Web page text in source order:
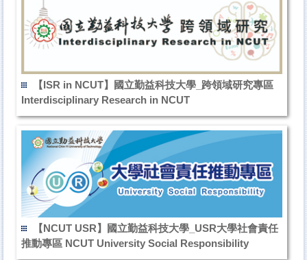
【ISR in NCUT】國立勤益科技大學_跨領域研究專區
Interdisciplinary Research in NCUT
【NCUT USR】國立勤益科技大學_USR大學社會責任
推動專區 NCUT University Social Responsibility